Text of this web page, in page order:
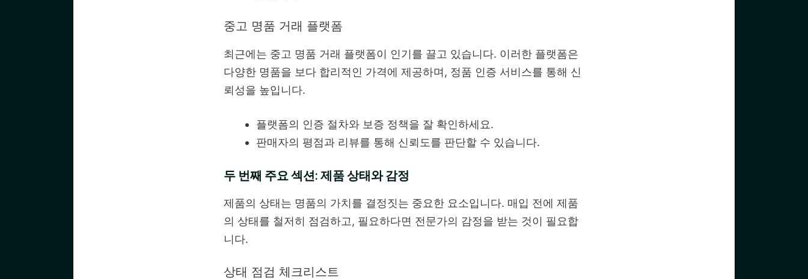
중고 명품 거래 플랫폼
최근에는 중고 명품 거래 플랫폼이 인기를 끌고 있습니다. 이러한 플랫폼은
다양한 명품을 보다 합리적인 가격에 제공하며, 정품 인증 서비스를 통해 신
뢰성을 높입니다.
플랫폼의 인증 절차와 보증 정책을 잘 확인하세요.
판매자의 평점과 리뷰를 통해 신뢰도를 판단할 수 있습니다.
두 번째 주요 섹션: 제품 상태와 감정
제품의 상태는 명품의 가치를 결정짓는 중요한 요소입니다. 매입 전에 제품
의 상태를 철저히 점검하고, 필요하다면 전문가의 감정을 받는 것이 필요합
니다.
상태 점검 체크리스트